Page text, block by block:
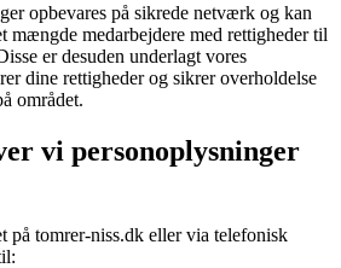
opbevares på sikrede netværk og kan
mængde medarbejdere med rettigheder til
er desuden underlagt vores
dine rettigheder og sikrer overholdelse
området.
vi personoplysninger
på tomrer-niss.dk eller via telefonisk